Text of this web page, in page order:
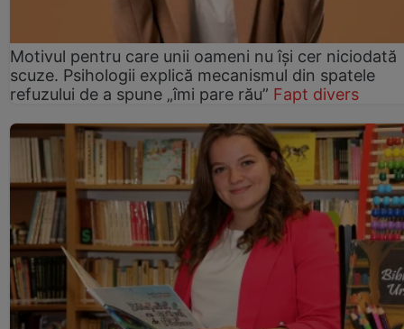
Motivul pentru care unii oameni nu își cer niciodată
scuze. Psihologii explică mecanismul din spatele
refuzului de a spune „îmi pare rău” Fapt divers